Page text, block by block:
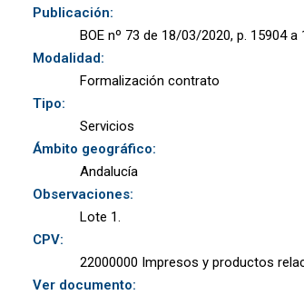
Publicación:
BOE nº 73 de 18/03/2020, p. 15904 a
Modalidad:
Formalización contrato
Tipo:
Servicios
Ámbito geográfico:
Andalucía
Observaciones:
Lote 1.
CPV:
22000000 Impresos y productos
Ver documento: